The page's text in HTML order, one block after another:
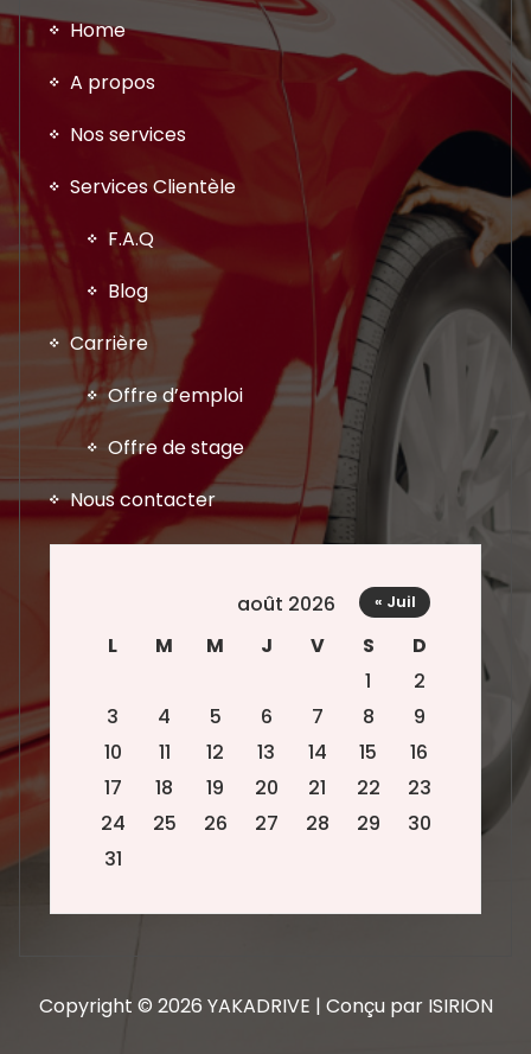
Home
A propos
Nos services
Services Clientèle
F.A.Q
Blog
Carrière
Offre d’emploi
Offre de stage
Nous contacter
août 2026
L
M M J V S
D
1
2
3
4 5 6 7 8
9
10
11 12 13 14 15
16
17
18 19 20 21 22
23
24
25 26 27 28 29
30
31
« Juil
Copyright © 2026 YAKADRIVE | Conçu par ISIRION